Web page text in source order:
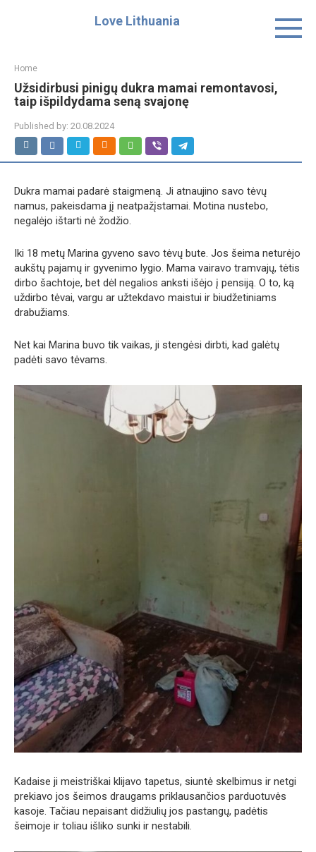
Love Lithuania
Home
Užsidirbusi pinigų dukra mamai remontavosi,
taip išpildydama seną svajonę
Published by: 20.08.2024
Dukra mamai padarė staigmeną. Ji atnaujino savo tėvų
namus, pakeisdama jį neatpažįstamai. Motina nustebo,
negalėjo ištarti nė žodžio.
Iki 18 metų Marina gyveno savo tėvų bute. Jos šeima neturėjo
aukštų pajamų ir gyvenimo lygio. Mama vairavo tramvajų, tėtis
dirbo šachtoje, bet dėl ​​negalios anksti išėjo į pensiją. O to, ką
uždirbo tėvai, vargu ar užtekdavo maistui ir biudžetiniams
drabužiams.
Net kai Marina buvo tik vaikas, ji stengėsi dirbti, kad galėtų
padėti savo tėvams.
Kadaise ji meistriškai klijavo tapetus, siuntė skelbimus ir netgi
prekiavo jos šeimos draugams priklausančios parduotuvės
kasoje. Tačiau nepaisant didžiulių jos pastangų, padėtis
šeimoje ir toliau išliko sunki ir nestabili.